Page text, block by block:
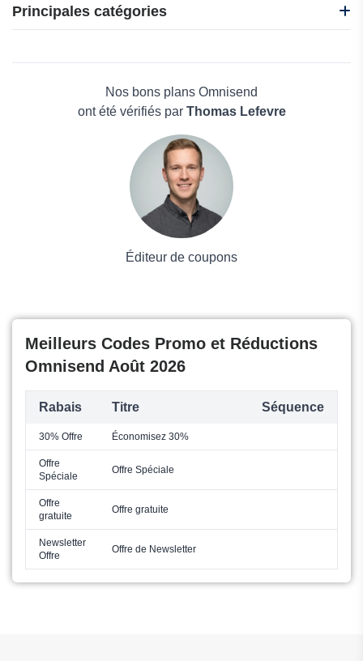
MacBooster
n8n
eUKhost
Principales catégories
Maison & Jardin
Boissons
Nos bons plans Omnisend
ont été vérifiés par Thomas Lefevre
Éditeur de coupons
Meilleurs Codes Promo et Réductions
Omnisend Août 2026
Rabais Titre Séquence
30% Offre Économisez 30%
Offre
Spéciale
Offre Spéciale
Offre
gratuite
Offre gratuite
Newsletter
Offre
Offre de Newsletter